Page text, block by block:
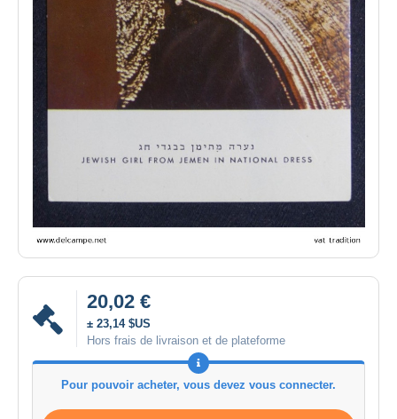
20,02 €
± 23,14 $US
Hors frais de livraison et de plateforme
Pour pouvoir acheter, vous devez vous connecter.